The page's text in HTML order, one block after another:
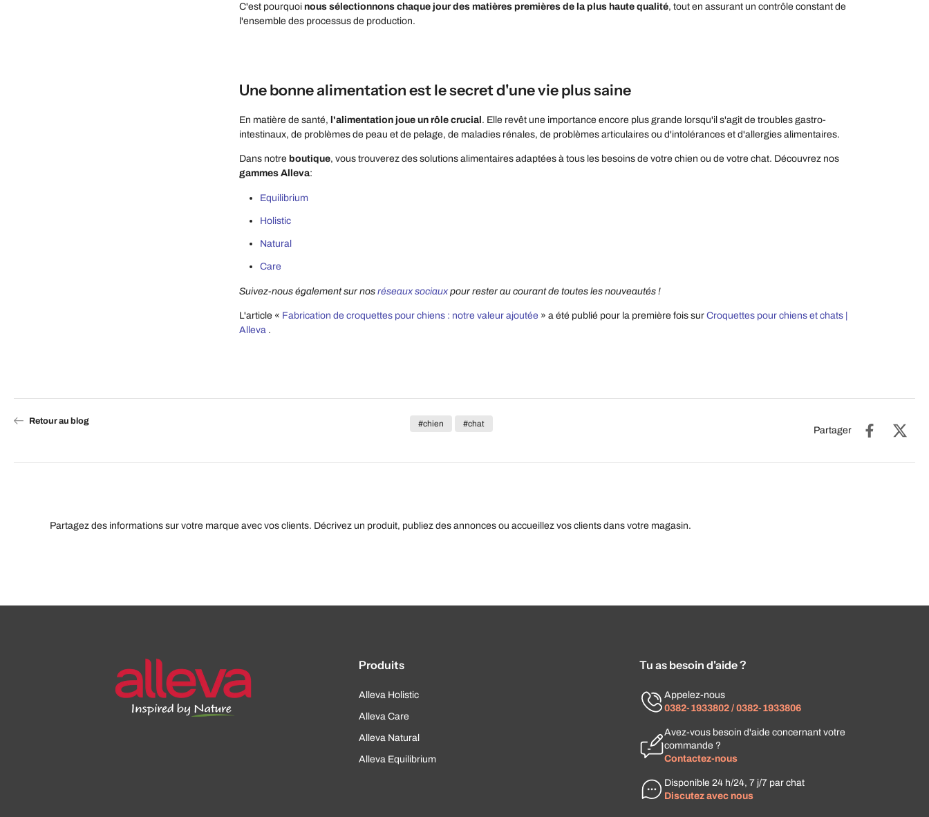
C'est pourquoi nous sélectionnons chaque jour des matières premières de la plus haute qualité, tout en assurant un contrôle constant de
l'ensemble des processus de production.
Une bonne alimentation est le secret d'une vie plus saine
En matière de santé, l'alimentation joue un rôle crucial. Elle revêt une importance encore plus grande lorsqu'il s'agit de troubles gastro-
intestinaux, de problèmes de peau et de pelage, de maladies rénales, de problèmes articulaires ou d'intolérances et d'allergies alimentaires.
Dans notre boutique, vous trouverez des solutions alimentaires adaptées à tous les besoins de votre chien ou de votre chat. Découvrez nos
gammes Alleva:
Equilibrium
Holistic
Natural
Care
Suivez-nous également sur nos réseaux sociaux pour rester au courant de toutes les nouveautés !
L'article « Fabrication de croquettes pour chiens : notre valeur ajoutée » a été publié pour la première fois sur Croquettes pour chiens et chats |
Alleva .
Retour au blog #chien #chat
Partager
Partagez des informations sur votre marque avec vos clients. Décrivez un produit, publiez des annonces ou accueillez vos clients dans votre magasin.
Produits
Alleva Holistic
Alleva Care
Alleva Natural
Alleva Equilibrium
Tu as besoin d'aide ?
Appelez-nous
0382-1933802 / 0382-1933806
Avez-vous besoin d'aide concernant votre
commande ?
Contactez-nous
Disponible 24 h/24, 7 j/7 par chat
Discutez avec nous